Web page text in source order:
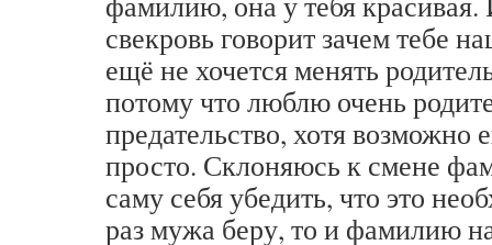
свекровь говорит зачем тебе
ещё не хочется менять
потому что люблю очень
предательство, хотя возможно
просто. Склоняюсь к смене
саму себя убедить, что это
раз мужа беру, то и фамилию